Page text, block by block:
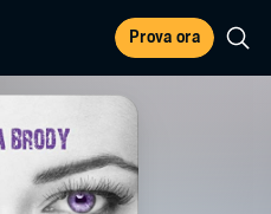
Prova ora